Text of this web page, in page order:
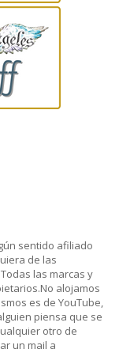
sentido afiliado
de las
las marcas y
alojamos
es de YouTube,
piensa que se
otro de
un mail a